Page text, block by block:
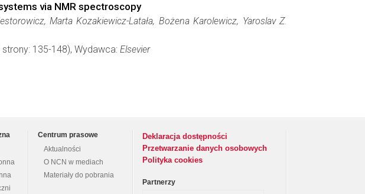
via NMR spectroscopy
Marta Kozakiewicz-Latała, Bożena Karolewicz, Yaroslav Z.
135-148), Wydawca: Elsevier
Centrum prasowe
Aktualności
O NCN w mediach
Materiały do pobrania
Deklaracja dostępności
Przetwarzanie danych osobowych
Polityka cookies
Partnerzy